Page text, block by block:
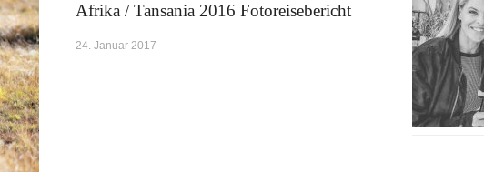
Afrika / Tansania 2016 Fotoreisebericht
24. Januar 2017